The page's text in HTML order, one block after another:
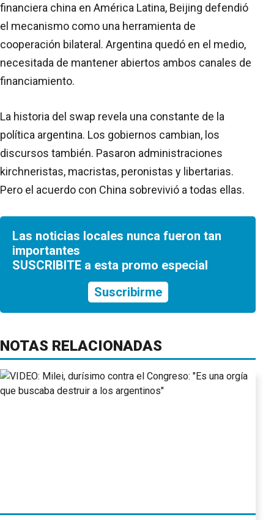
financiera china en América Latina, Beijing defendió
el mecanismo como una herramienta de
cooperación bilateral. Argentina quedó en el medio,
necesitada de mantener abiertos ambos canales de
financiamiento.
La historia del swap revela una constante de la
política argentina. Los gobiernos cambian, los
discursos también. Pasaron administraciones
kirchneristas, macristas, peronistas y libertarias.
Pero el acuerdo con China sobrevivió a todas ellas.
Las noticias locales nunca fueron tan
importantes
SUSCRIBITE a esta promo especial
Suscribirme
NOTAS RELACIONADAS